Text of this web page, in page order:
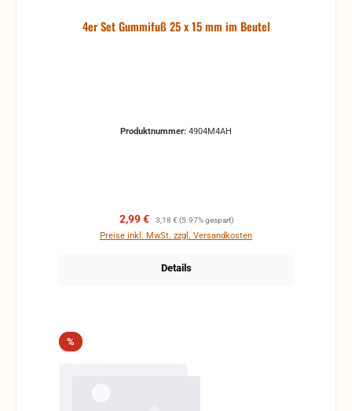
4er Set Gummifuß 25 x 15 mm im Beutel
Produktnummer: 4904M4AH
Verkaufspreis:
2,99 € Regulärer Preis:
3,18 € (5.97% gespart)
Preise inkl. MwSt. zzgl. Versandkosten
Details
%Rabatt